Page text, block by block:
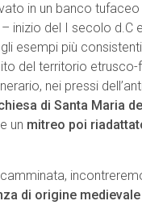
in un banco tufaceo
inizio del I secolo d.C
esempi più
del territorio
nei pressi
di Santa Maria
un mitreo poi
di origine medievale